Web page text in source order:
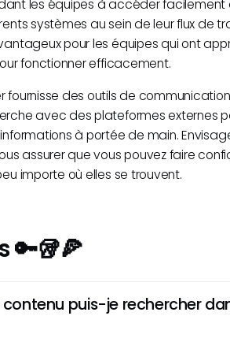
les équipes à accéder
systèmes au sein de leur flux de
pour les équipes qui ont
fonctionner efficacement.
fournisse des outils de
avec des plateformes externes
à portée de main.
assurer que vous pouvez faire
importe où elles se trouvent.
🔑🥡🍕
puis-je rechercher